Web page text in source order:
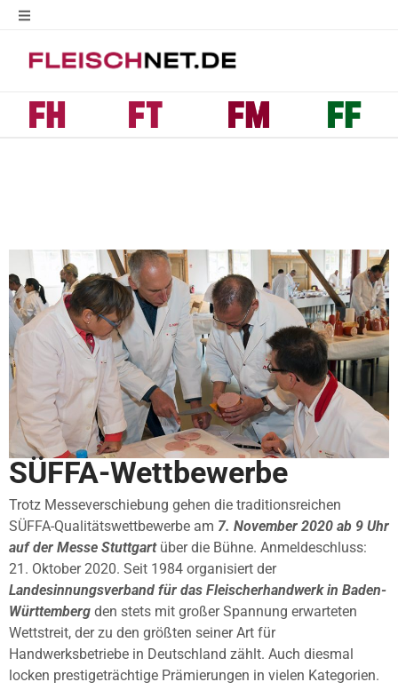
SÜFFA-Wettbewerbe
Trotz Messeverschiebung gehen die traditionsreichen
SÜFFA-Qualitätswettbewerbe am 7. November 2020 ab 9 Uhr
auf der Messe Stuttgartüber die Bühne. Anmeldeschluss:
21. Oktober 2020. Seit 1984 organisiert der
Landesinnungsverband für das Fleischerhandwerk in Baden-
Württemberg den stets mit großer Spannung erwarteten
Wettstreit, der zu den größten seiner Art für
Handwerksbetriebe in Deutschland zählt. Auch diesmal
locken prestigeträchtige Prämierungen in vielen Kategorien.